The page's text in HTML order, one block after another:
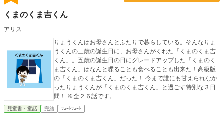
くまのくま吉くん
アリス
りょうくんはお母さんとふたりで暮らしている。そんなりょ
うくんの三歳の誕生日に、お母さんがくれた「くまのくま吉
くん」。五歳の誕生日の日にグレードアップした「くまのく
ま吉くん」はなんと喋ることも食べることも出来た！高級版
の「くまのくま吉くん」だった！ 今まで誰にも甘えられなか
ったりょうくんが「くまのくま吉くん」と過ごす特別な３日
間！ ※全２６話です。
児童書・童話 完結 ｼｮｰﾄｼｮｰﾄ